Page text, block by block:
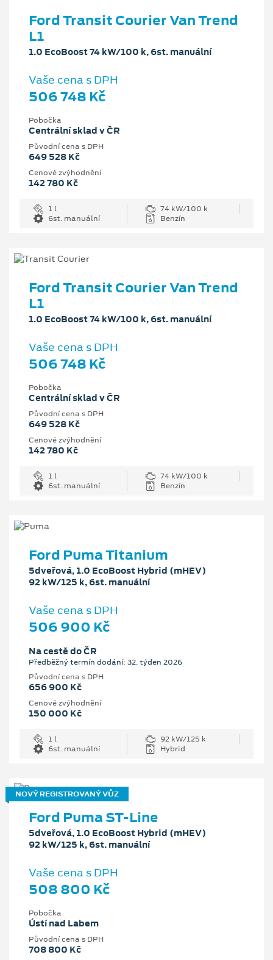
Ford Transit Courier Van Trend
L1
1.0 EcoBoost 74 kW/100 k, 6st. manuální
Vaše cena s DPH
506 748 Kč
Pobočka
Centrální sklad v ČR
Původní cena s DPH
649 528 Kč
Cenové zvýhodnění
142 780 Kč
1 l
74 kW/100 k
6st. manuální
Benzín
Ford Transit Courier Van Trend
L1
1.0 EcoBoost 74 kW/100 k, 6st. manuální
Vaše cena s DPH
506 748 Kč
Pobočka
Centrální sklad v ČR
Původní cena s DPH
649 528 Kč
Cenové zvýhodnění
142 780 Kč
1 l
74 kW/100 k
6st. manuální
Benzín
Ford Puma Titanium
5dveřová, 1.0 EcoBoost Hybrid (mHEV)
92 kW/125 k, 6st. manuální
Vaše cena s DPH
506 900 Kč
Na cestě do ČR
Předběžný termín dodání: 32. týden 2026
Původní cena s DPH
656 900 Kč
Cenové zvýhodnění
150 000 Kč
1 l
92 kW/125 k
6st. manuální
Hybrid
NOVÝ REGISTROVANÝ VŮZ
Ford Puma ST-Line
5dveřová, 1.0 EcoBoost Hybrid (mHEV)
92 kW/125 k, 6st. manuální
Vaše cena s DPH
508 800 Kč
Pobočka
Ústí nad Labem
Původní cena s DPH
708 800 Kč